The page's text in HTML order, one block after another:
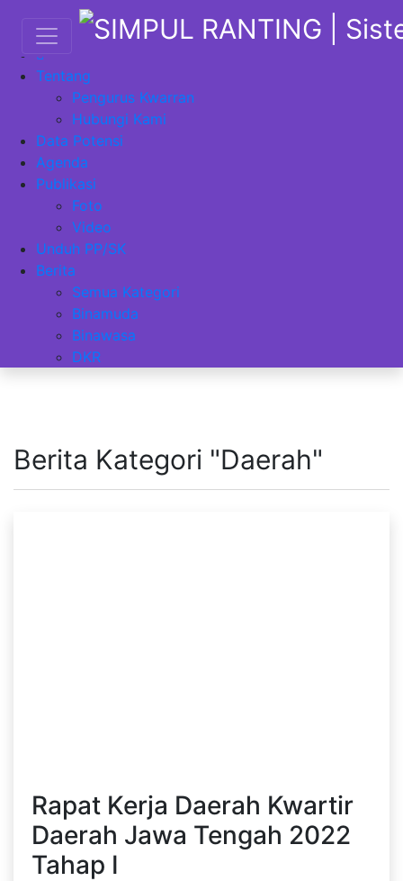
Main Menu
Tentang
Pengurus Kwarran
Hubungi Kami
Data Potensi
Agenda
Publikasi
Foto
Video
Unduh PP/SK
Berita
Semua Kategori
Binamuda
Binawasa
DKR
Berita Kategori "Daerah"
Rapat Kerja Daerah Kwartir
Daerah Jawa Tengah 2022
Tahap I